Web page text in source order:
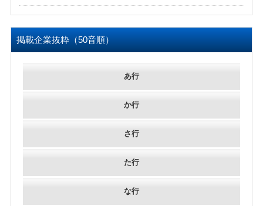
掲載企業抜粋（50音順）
あ行
か行
さ行
た行
な行